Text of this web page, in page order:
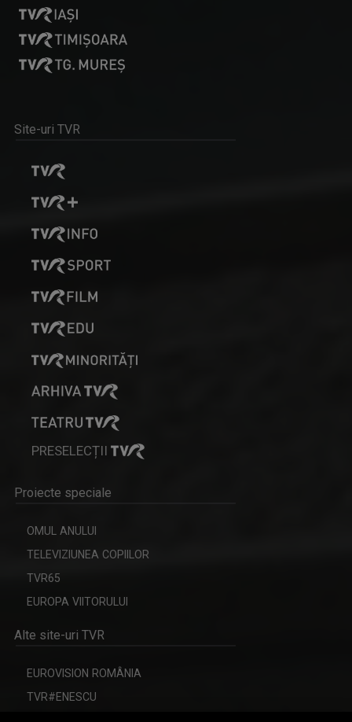
Duminica, ora 11.30, bilunar
LAVINIA DANDOCI
Jurnalist TV - Compartiment Minorități TVR ...
OVIDIU DAMIAN
Site-uri TVR
PRESELECȚII
Proiecte speciale
OMUL ANULUI
TELEVIZIUNEA COPIILOR
TVR65
EUROPA VIITORULUI
Alte site-uri TVR
EUROVISION ROMÂNIA
TVR#ENESCU